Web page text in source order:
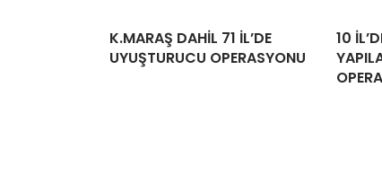
K.MARAŞ DAHİL 71 İL’DE
UYUŞTURUCU OPERASYONU
10